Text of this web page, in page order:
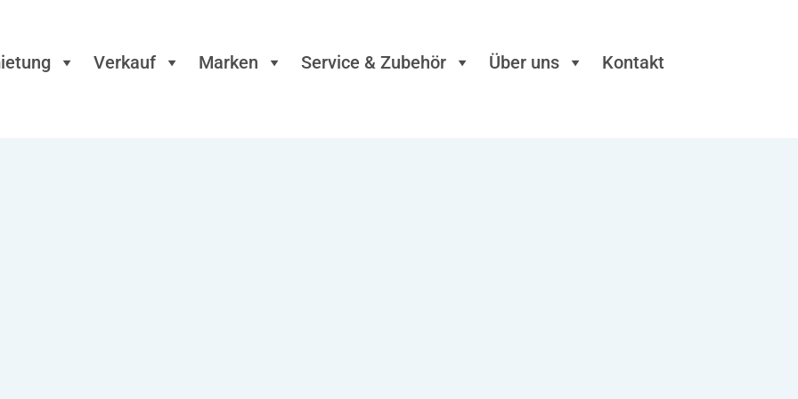
Verkauf Marken Service & Zubehör Über uns Kontakt